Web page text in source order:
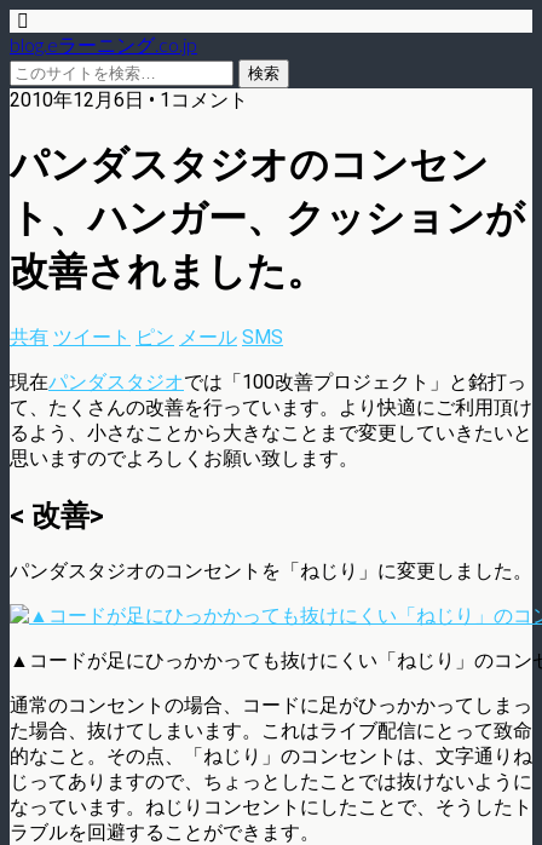
blog.eラーニング.co.jp
2010年12月6日 • 1コメント
パンダスタジオのコンセン
ト、ハンガー、クッションが
改善されました。
共有 ツイート ピン メール SMS
現在パンダスタジオでは「100改善プロジェクト」と銘打っ
て、たくさんの改善を行っています。より快適にご利用頂け
るよう、小さなことから大きなことまで変更していきたいと
思いますのでよろしくお願い致します。
< 改善>
パンダスタジオのコンセントを「ねじり」に変更しました。
▲コードが足にひっかかっても抜けにくい「ねじり」のコン
通常のコンセントの場合、コードに足がひっかかってしまっ
た場合、抜けてしまいます。これはライブ配信にとって致命
的なこと。その点、「ねじり」のコンセントは、文字通りね
じってありますので、ちょっとしたことでは抜けないように
なっています。ねじりコンセントにしたことで、そうしたト
ラブルを回避することができます。